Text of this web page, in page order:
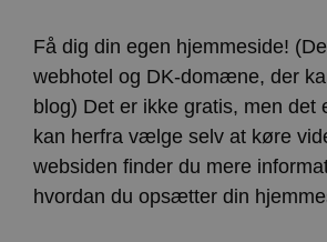
Få dig din egen hjemmeside!
webhotel og DK-domæne, der
blog) Det er ikke gratis, men det
kan herfra vælge selv at køre
websiden finder du mere
hvordan du opsætter din